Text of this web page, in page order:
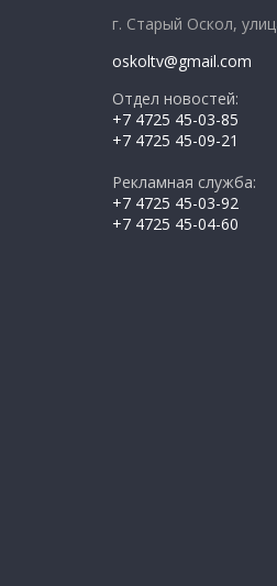
г. Старый Оскол,
oskoltv@gmail.com
Отдел новостей:
+7 4725 45-03-85
+7 4725 45-09-21
Рекламная служба:
+7 4725 45-03-92
+7 4725 45-04-60